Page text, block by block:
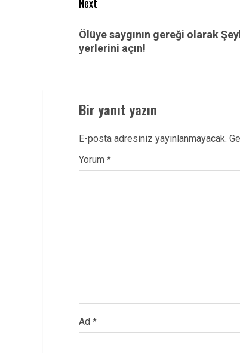
Next
post:
Ölüye saygının gereği olarak
yerlerini açın!
Bir yanıt yazın
E-posta adresiniz yayınlanmayacak.
Yorum *
Ad *